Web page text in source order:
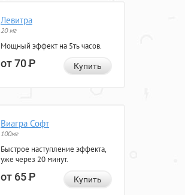
Левитра
20 мг
Мощный эффект на 5ть часов.
от 70Р Купить
Виагра Софт
100мг
Быстрое наступление эффекта,
уже через 20 минут.
от 65Р Купить